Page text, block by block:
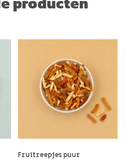
Fruitreepjes puur